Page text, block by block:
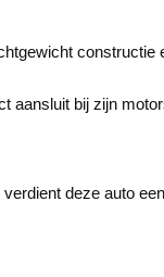
constructie
aansluit bij zijn
deze auto